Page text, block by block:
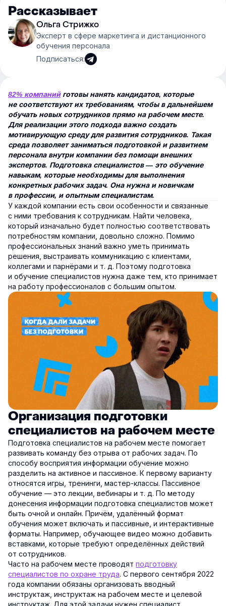
Рассказывает
Ольга Стрижко
Эксперт в сфере маркетинга и дистанционного
обучения персонала
Подписаться:
82% компанийготовы нанять кандидатов, которые
не соответствуют их требованиям, чтобы в дальнейшем
обучать новых сотрудников прямо на рабочем месте.
Для реализации этого подхода важно создать
мотивирующую среду для развития сотрудников. Такая
среда позволяет заниматься подготовкой и развитием
персонала внутри компании без помощи внешних
экспертов. Подготовка специалистов — это обучение
навыкам, которые необходимы для выполнения
конкретных рабочих задач. Она нужна и новичкам
в профессии, и опытным специалистам.
У каждой компании есть свои особенности и связанные
с ними требования к сотрудникам. Найти человека,
который изначально будет полностью соответствовать
потребностям компании, довольно сложно. Помимо
профессиональных знаний важно уметь принимать
решения, выстраивать коммуникацию с клиентами,
коллегами и парнёрами и т. д. Поэтому подготовка
и обучение специалистов нужна даже тем, кто принимает
на работу профессионалов с большим опытом.
Организация подготовки
специалистов на рабочем месте
Подготовка специалистов на рабочем месте помогает
развивать команду без отрыва от рабочих задач. По
способу восприятия информации обучение можно
разделить на активное и пассивное. К первому варианту
относятся игры, тренинги, мастер-классы. Пассивное
обучение — это лекции, вебинары и т. д. По методу
донесения информации подготовка специалистов может
быть очной и онлайн. Причём, удалённый формат
обучения может включать и пассивные, и интерактивные
форматы. Например, обучающее видео можно добавить
вставками, которые требуют определённых действий
от сотрудников.
Часто на рабочем месте проводят подготовку
специалистов по охране труда. С первого сентября 2022
года компании обязаны организовать вводный
инструктаж, инструктаж на рабочем месте и целевой
инструктаж. Для этой задачи нужен специалист